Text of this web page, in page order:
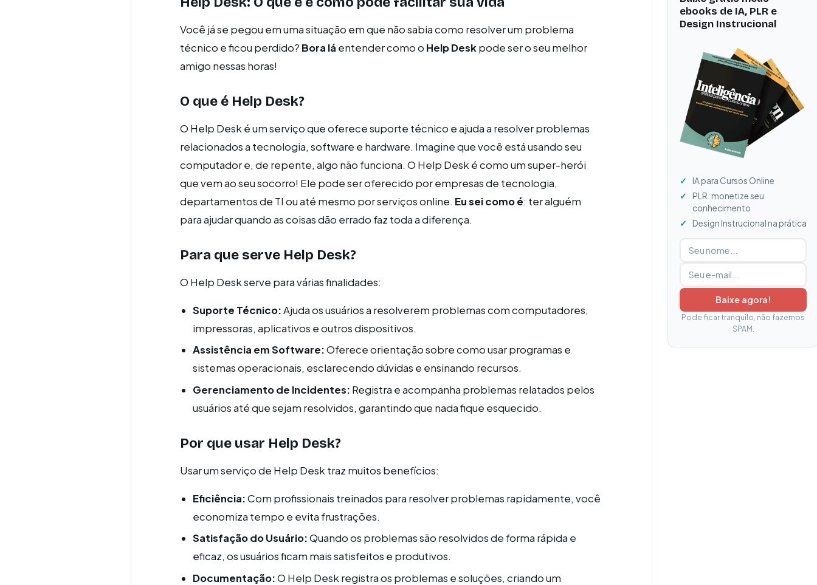
Você já se pegou em uma situação em que não sabia como resolver um problema
técnico e ficou perdido? Bora lá entender como o Help Deskpode ser o seu melhor
amigo nessas horas!
O que é Help Desk?
O Help Desk é um serviço que oferece suporte técnico e ajuda a resolver problemas
relacionados a tecnologia, software e hardware. Imagine que você está usando seu
computador e, de repente, algo não funciona. O Help Desk é como um super-herói
que vem ao seu socorro! Ele pode ser oferecido por empresas de tecnologia,
departamentos de TI ou até mesmo por serviços online. Eu sei como é: ter alguém
para ajudar quando as coisas dão errado faz toda a diferença.
Para que serve Help Desk?
O Help Desk serve para várias finalidades:
Suporte Técnico:Ajuda os usuários a resolverem problemas com computadores,
impressoras, aplicativos e outros dispositivos.
Assistência em Software:Oferece orientação sobre como usar programas e
sistemas operacionais, esclarecendo dúvidas e ensinando recursos.
Gerenciamento de Incidentes: Registra e acompanha problemas relatados pelos
usuários até que sejam resolvidos, garantindo que nada fique esquecido.
Por que usar Help Desk?
Usar um serviço de Help Desk traz muitos benefícios:
Eficiência:Com profissionais treinados para resolver problemas rapidamente, você
economiza tempo e evita frustrações.
Satisfação do Usuário:Quando os problemas são resolvidos de forma rápida e
eficaz, os usuários ficam mais satisfeitos e produtivos.
Documentação:O Help Desk registra os problemas e soluções, criando um
ebooks de IA, PLR e
Design Instrucional
IA para Cursos Online
PLR: monetize seu
conhecimento
Design Instrucional na prática
Digite seu nome
Digite seu e-mail
Baixe agora!
Pode ficar tranquilo, não fazemos
SPAM.